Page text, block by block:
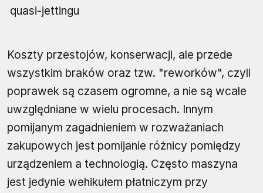
quasi-jettingu
Koszty przestojów, konserwacji, ale przede
wszystkim braków oraz tzw. "reworków", czyli
poprawek są czasem ogromne, a nie są wcale
uwzględniane w wielu procesach. Innym
pomijanym zagadnieniem w rozważaniach
zakupowych jest pomijanie różnicy pomiędzy
urządzeniem a technologią. Często maszyna
jest jedynie wehikułem płatniczym przy